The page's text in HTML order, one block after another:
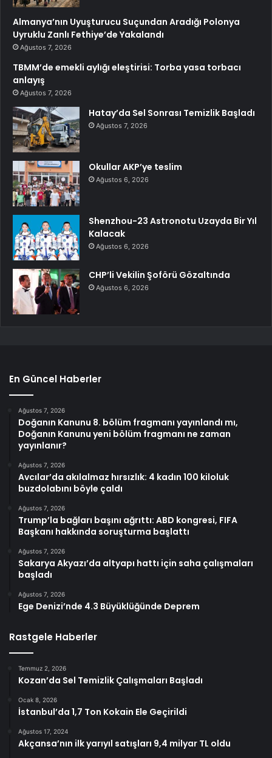
Almanya’nın Uyuşturucu Suçundan Aradığı Polonya
Uyruklu Zanlı Fethiye’de Yakalandı
Ağustos 7, 2026
TBMM’de emekli aylığı eleştirisi: Torba yasa torbacı
anlayış
Ağustos 7, 2026
Hatay’da Sel Sonrası Temizlik Başladı
Ağustos 7, 2026
Okullar AKP’ye teslim
Ağustos 6, 2026
Shenzhou-23 Astronotu Uzayda Bir Yıl
Kalacak
Ağustos 6, 2026
CHP’li Vekilin Şoförü Gözaltında
Ağustos 6, 2026
En Güncel Haberler
Ağustos 7, 2026
Doğanın Kanunu 8. bölüm fragmanı yayınlandı mı,
Doğanın Kanunu yeni bölüm fragmanı ne zaman
yayınlanır?
Ağustos 7, 2026
Avcılar’da akılalmaz hırsızlık: 4 kadın 100 kiloluk
buzdolabını böyle çaldı
Ağustos 7, 2026
Trump’la bağları başını ağrıttı: ABD kongresi, FIFA
Başkanı hakkında soruşturma başlattı
Ağustos 7, 2026
Sakarya Akyazı’da altyapı hattı için saha çalışmaları
başladı
Ağustos 7, 2026
Ege Denizi’nde 4.3 Büyüklüğünde Deprem
Rastgele Haberler
Temmuz 2, 2026
Kozan’da Sel Temizlik Çalışmaları Başladı
Ocak 8, 2026
İstanbul’da 1,7 Ton Kokain Ele Geçirildi
Ağustos 17, 2024
Akçansa’nın ilk yarıyıl satışları 9,4 milyar TL oldu